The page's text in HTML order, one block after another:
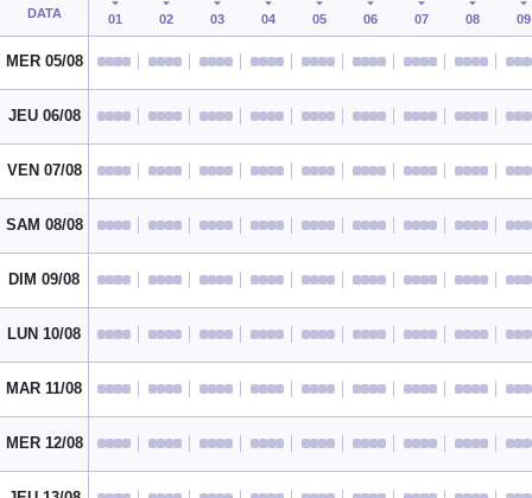
DATA
01 02 03 04 05 06 07 08 09
MER 05/08
JEU 06/08
VEN 07/08
SAM 08/08
DIM 09/08
LUN 10/08
MAR 11/08
MER 12/08